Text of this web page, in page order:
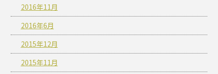
2016年11月
2016年6月
2015年12月
2015年11月